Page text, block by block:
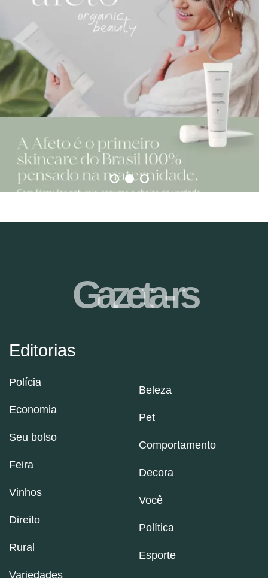
Editorias
Polícia
Economia
Seu bolso
Feira
Vinhos
Direito
Rural
Variedades
Beleza
Pet
Comportamento
Decora
Você
Política
Esporte
Gazeta-rs